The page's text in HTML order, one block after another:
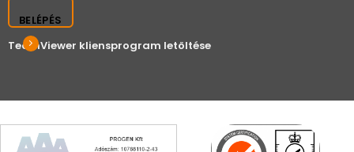
BELÉPÉS
TeamViewer kliensprogram letöltése